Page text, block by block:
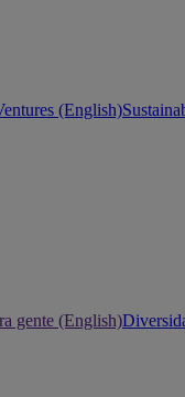
(English)
gente (English)